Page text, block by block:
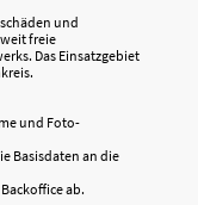
und
freie
Das Einsatzgebiet
und Foto-
Basisdaten an die
ab.